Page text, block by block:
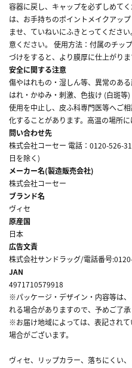
容器に戻し、キャップを必ずしめて
は、お手持ちのポイントメイクアッ
ませ、ていねいにふきとってくださ
意ください。 使用方法：付属のチッ
づけをすると、より膜厚に仕上がりま
安全に関する注意
傷やはれもの・湿しん等、異常のあ
はれ・かゆみ・刺激、色抜け (白斑
使用を中止し、皮ふ科専門医等へご
化することがあります。高温の場所に
問い合わせ先
株式会社コーセー 電話：0120-526-
日を除く)
メーカー名(製造販売会社)
株式会社コーセー
ブランド名
ヴィセ
原産国
日本
広告文責
株式会社サンドラッグ/電話番号
JAN
4971710579918
※パッケージ・デザイン・内容等は
れる場合がありますので、予めご了承
※お届け地域によっては、表記され
場合がございます。
ヴィセ、リップカラー、落ちにくい